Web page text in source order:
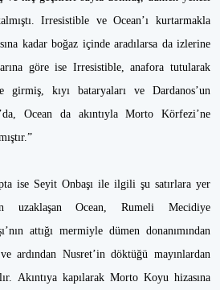
Irresistible ve Ocean’ı kurtarmakla
kadar boğaz içinde aradılarsa da izlerine
göre ise Irresistible, anafora tutularak
girmiş, kıyı bataryaları ve Dardanos’un
Ocean da akıntıyla Morto Körfezi’ne
ise Seyit Onbaşı ile ilgili şu satırlara yer
uzaklaşan Ocean, Rumeli Mecidiye
attığı mermiyle dümen donanımından
ardından Nusret’in döktüğü mayınlardan
Akıntıya kapılarak Morto Koyu hizasına